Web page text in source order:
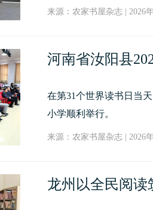
来源：农家书屋杂志 | 2026
河南省汝阳县
在第31个世界读书日当
小学顺利举行。
来源：农家书屋杂志 | 2026
龙州以全民阅读